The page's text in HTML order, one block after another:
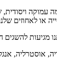
ויסודית,
או לאחוזים
מגיעות
אוסטרליה,